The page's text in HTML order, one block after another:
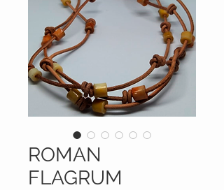
ROMAN
FLAGRUM